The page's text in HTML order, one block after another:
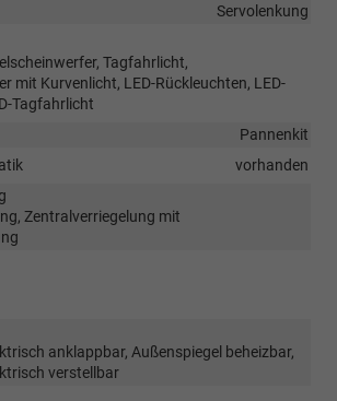
Servolenkung
Tagfahrlicht,
mit Kurvenlicht, LED-Rückleuchten, LED-
Tagfahrlicht
Pannenkit
vorhanden
Zentralverriegelung mit
anklappbar, Außenspiegel beheizbar,
verstellbar